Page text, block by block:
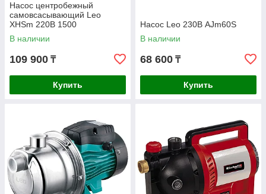
Насос центробежный
самовсасывающий Leo
XHSm 220В 1500
В наличии
109 900 ₸
Купить
Насос Leo 230В AJm60S
В наличии
68 600 ₸
Купить